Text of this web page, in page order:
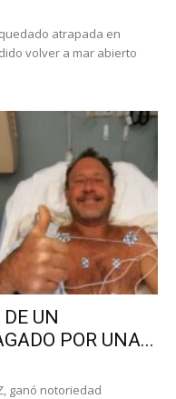
atrapada en
volver a mar abierto
UN
POR UNA...
ganó notoriedad